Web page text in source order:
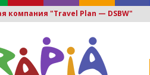
компания "Travel Plan — DSBW"